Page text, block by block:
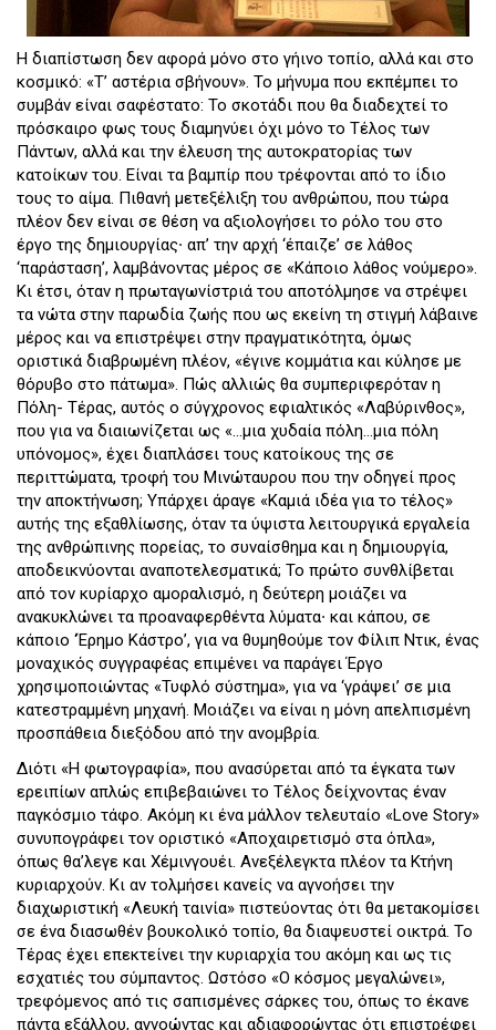
Η διαπίστωση δεν αφορά μόνο στο γήινο τοπίο, αλλά και στο
κοσμικό: «Τ’ αστέρια σβήνουν». Το μήνυμα που εκπέμπει το
συμβάν είναι σαφέστατο: Το σκοτάδι που θα διαδεχτεί το
πρόσκαιρο φως τους διαμηνύει όχι μόνο το Τέλος των
Πάντων, αλλά και την έλευση της αυτοκρατορίας των
κατοίκων του. Είναι τα βαμπίρ που τρέφονται από το ίδιο
τους το αίμα. Πιθανή μετεξέλιξη του ανθρώπου, που τώρα
πλέον δεν είναι σε θέση να αξιολογήσει το ρόλο του στο
έργο της δημιουργίας∙ απ’ την αρχή ‘έπαιζε’ σε λάθος
‘παράσταση’, λαμβάνοντας μέρος σε «Κάποιο λάθος νούμερο».
Κι έτσι, όταν η πρωταγωνίστριά του αποτόλμησε να στρέψει
τα νώτα στην παρωδία ζωής που ως εκείνη τη στιγμή λάβαινε
μέρος και να επιστρέψει στην πραγματικότητα, όμως
οριστικά διαβρωμένη πλέον, «έγινε κομμάτια και κύλησε με
θόρυβο στο πάτωμα». Πώς αλλιώς θα συμπεριφερόταν η
Πόλη- Τέρας, αυτός ο σύγχρονος εφιαλτικός «Λαβύρινθος»,
που για να διαιωνίζεται ως «…μια χυδαία πόλη…μια πόλη
υπόνομος», έχει διαπλάσει τους κατοίκους της σε
περιττώματα, τροφή του Μινώταυρου που την οδηγεί προς
την αποκτήνωση; Υπάρχει άραγε «Καμιά ιδέα για το τέλος»
αυτής της εξαθλίωσης, όταν τα ύψιστα λειτουργικά εργαλεία
της ανθρώπινης πορείας, το συναίσθημα και η δημιουργία,
αποδεικνύονται αναποτελεσματικά; Το πρώτο συνθλίβεται
από τον κυρίαρχο αμοραλισμό, η δεύτερη μοιάζει να
ανακυκλώνει τα προαναφερθέντα λύματα∙ και κάπου, σε
κάποιο ‘Έρημο Κάστρο’, για να θυμηθούμε τον Φίλιπ Ντικ, ένας
μοναχικός συγγραφέας επιμένει να παράγει Έργο
χρησιμοποιώντας «Τυφλό σύστημα», για να ‘γράψει’ σε μια
κατεστραμμένη μηχανή. Μοιάζει να είναι η μόνη απελπισμένη
προσπάθεια διεξόδου από την ανομβρία.
Διότι «Η φωτογραφία», που ανασύρεται από τα έγκατα των
ερειπίων απλώς επιβεβαιώνει το Τέλος δείχνοντας έναν
παγκόσμιο τάφο. Ακόμη κι ένα μάλλον τελευταίο «Love Story»
συνυπογράφει τον οριστικό «Αποχαιρετισμό στα όπλα»,
όπως θα’λεγε και Χέμινγουέι. Ανεξέλεγκτα πλέον τα Κτήνη
κυριαρχούν. Κι αν τολμήσει κανείς να αγνοήσει την
διαχωριστική «Λευκή ταινία» πιστεύοντας ότι θα μετακομίσει
σε ένα διασωθέν βουκολικό τοπίο, θα διαψευστεί οικτρά. Το
Τέρας έχει επεκτείνει την κυριαρχία του ακόμη και ως τις
εσχατιές του σύμπαντος. Ωστόσο «Ο κόσμος μεγαλώνει»,
τρεφόμενος από τις σαπισμένες σάρκες του, όπως το έκανε
πάντα εξάλλου, αγνοώντας και αδιαφορώντας ότι επιστρέφει